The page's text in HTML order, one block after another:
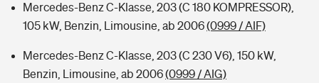
Mercedes-Benz C-Klasse, 203 (C 180 KOMPRESSOR),
105 kW, Benzin, Limousine, ab 2006(0999 / AIF)
Mercedes-Benz C-Klasse, 203 (C 230 V6), 150 kW,
Benzin, Limousine, ab 2006(0999 / AIG)